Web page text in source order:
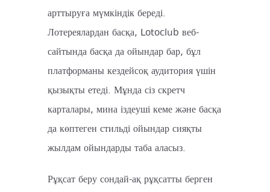
арттыруға мүмкіндік береді.
Лотереялардан басқа, Lotoclub веб-
сайтында басқа да ойындар бар, бұл
платформаны кездейсоқ аудитория үшін
қызықты етеді. Мұнда сіз скретч
карталары, мина іздеуші кеме және басқа
да көптеген стильді ойындар сияқты
жылдам ойындарды таба аласыз.
Рұқсат беру сондай-ақ рұқсатты берген